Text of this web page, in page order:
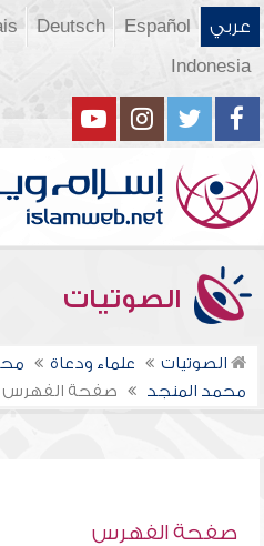
عربي Español
Deutsch
Indonesia
الصوتيات
الصوتيات علماء ودعاة
محمد المنجد
صفحة الفهرس
صفحة الفهرس